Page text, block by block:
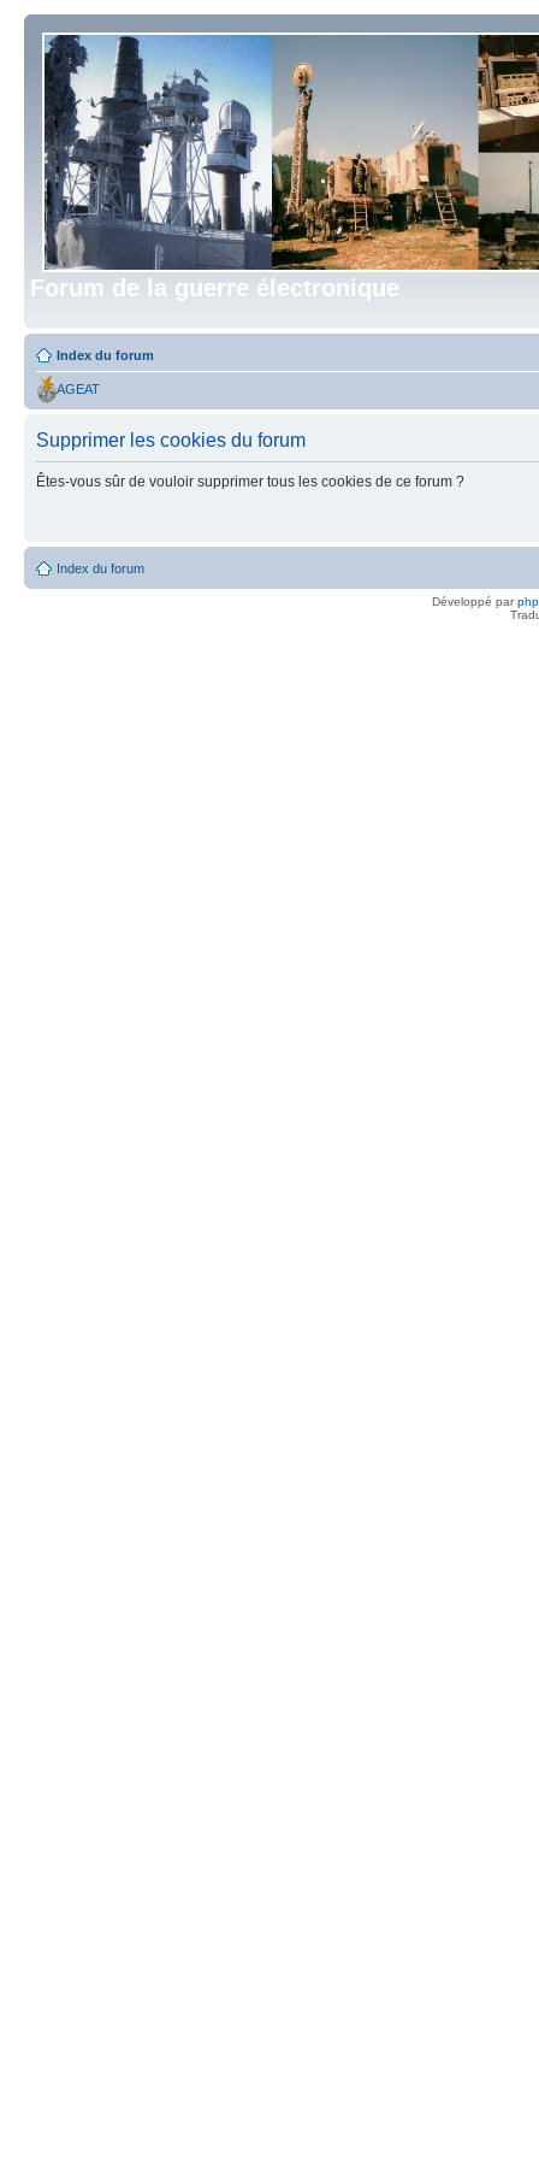
Forum de la guerre électronique
Index du forum
AGEAT
Supprimer les cookies du forum
Êtes-vous sûr de vouloir supprimer tous les cookies de ce forum ?
Index du forum
Développé par